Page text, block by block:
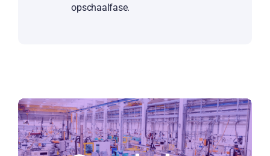
opschaalfase.